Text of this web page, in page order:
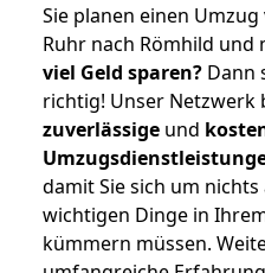
Sie planen einen
Ruhr nach Römhild
viel Geld sparen? Dann
richtig! Unser Netzwerk
zuverlässige und
damit Sie sich um
wichtigen Dinge in
kümmern müssen.